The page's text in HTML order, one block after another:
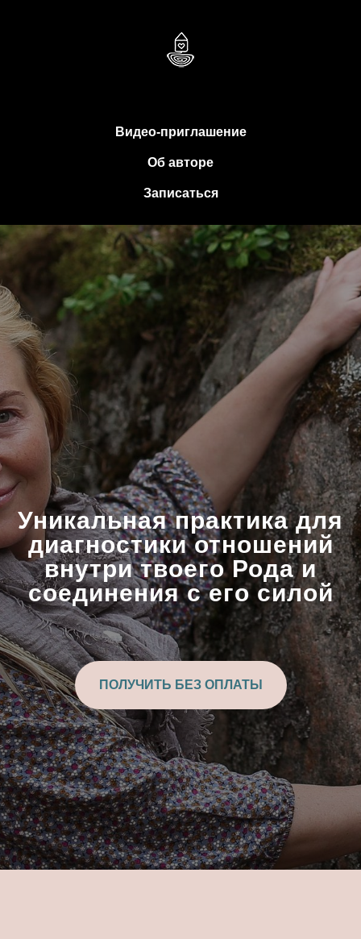
Видео-приглашение
Об авторе
Записаться
Уникальная практика для
диагностики отношений
внутри твоего Рода и
соединения с его силой
ПОЛУЧИТЬ БЕЗ ОПЛАТЫ